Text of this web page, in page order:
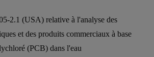
2.1 (USA) relative à l'analyse des
et des produits commerciaux à base
(PCB) dans l'eau